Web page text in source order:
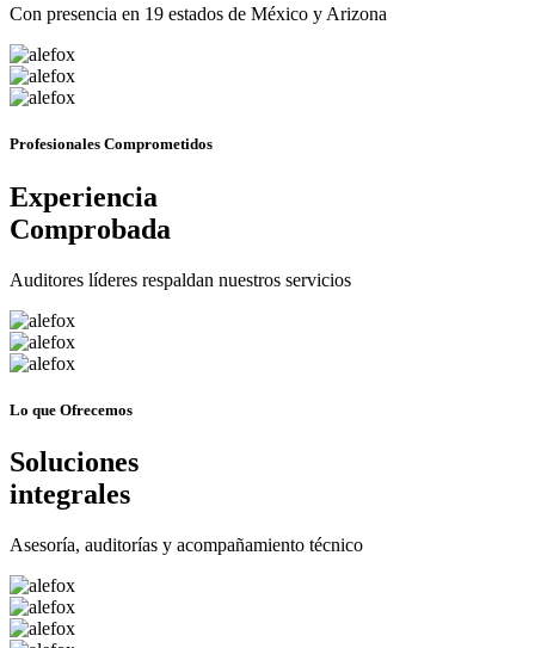
Con presencia en 19 estados de México y Arizona
Profesionales Comprometidos
Experiencia
Comprobada
Auditores líderes respaldan nuestros servicios
Lo que Ofrecemos
Soluciones
integrales
Asesoría, auditorías y acompañamiento técnico